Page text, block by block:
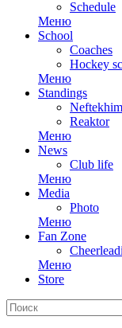
Schedule
Меню
School
Coaches
Hockey
Меню
Standings
Reaktor
Меню
News
Club life
Меню
Media
Photo
Меню
Fan Zone
Меню
Store